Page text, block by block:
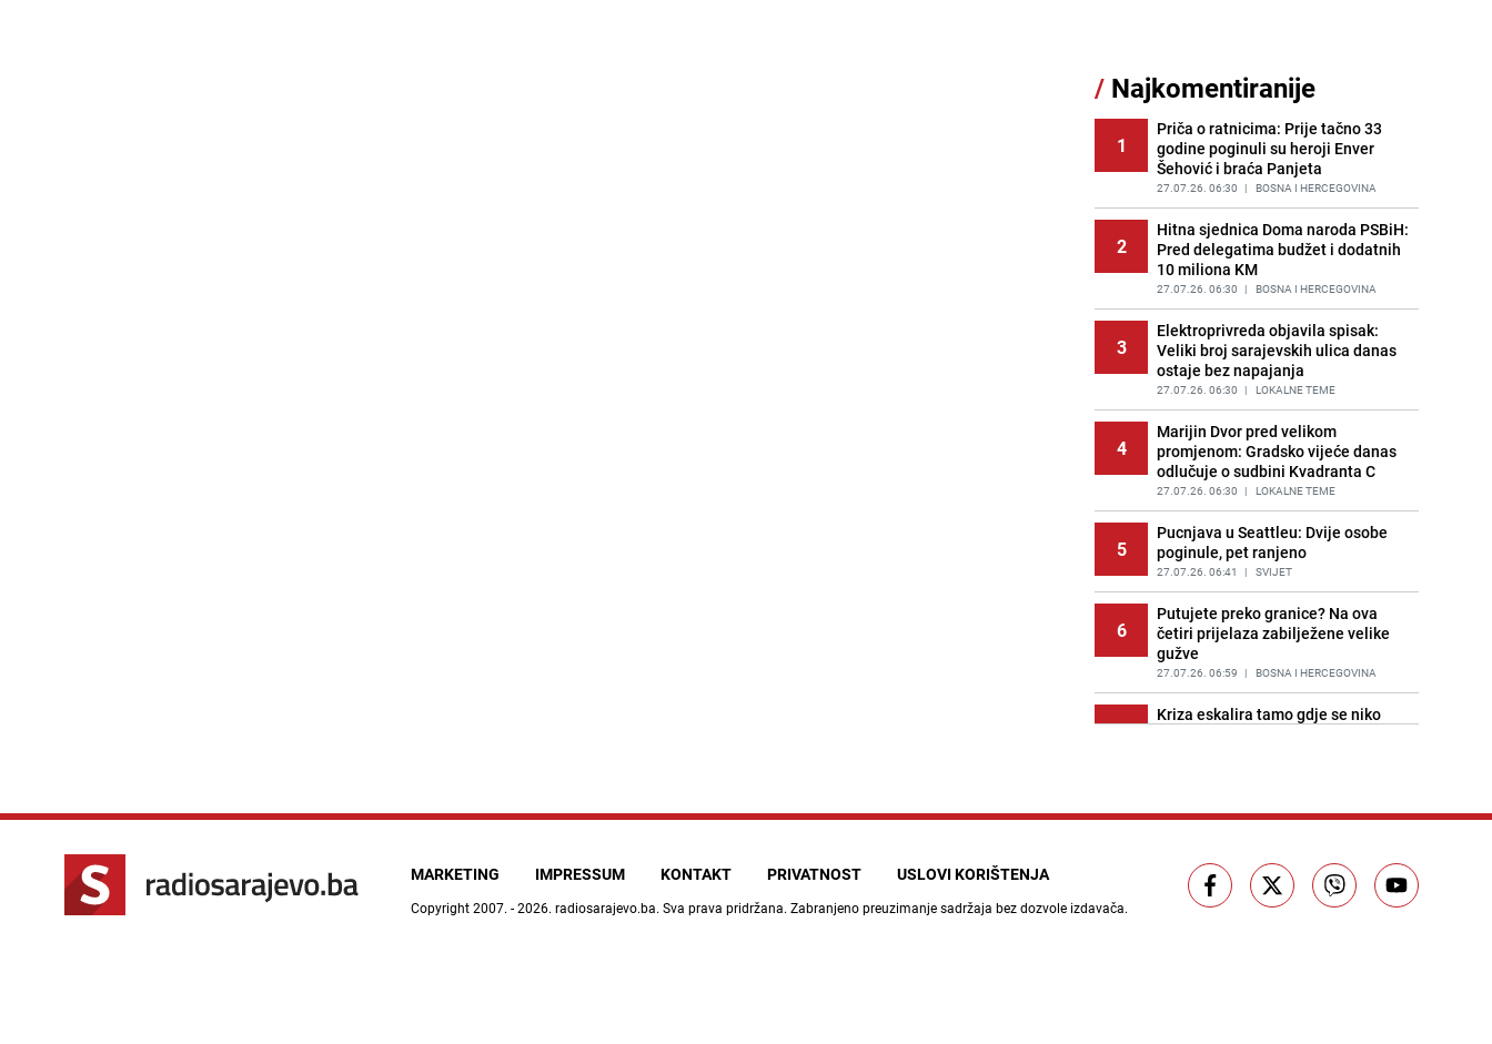
PRIJE OKO 20H | RECEPTI
12
Jedan od najvećih gradova nije na
listi: Ovo su lokacije prvih Lidl
prodavnica u BiH
PRIJE 2 DANA | BOSNA I HERCEGOVINA
13
Dragan Bursać: Kasno Dino do
pameti stiže!
PRIJE OKO 21H | JA MISLIM
14
Konakoviću stigle "nevjerovatne
poruke" iz HDZ-a: "Ne šalim se"
PRIJE 1 DAN BOSNA I HERCEGOVINA
15
Imate li paradajz, paprike i malo
mesa? Recept za večeru koja vraća
u djetinjstvo
PRIJE OKO 14H RECEPTI
/ Najkomentiranije
1
Priča o ratnicima: Prije tačno 33
godine poginuli su heroji Enver
Šehović i braća Panjeta
27.07.26. 06:30 | BOSNA I HERCEGOVINA
2
Hitna sjednica Doma naroda PSBiH:
Pred delegatima budžet i dodatnih
10 miliona KM
27.07.26. 06:30 | BOSNA I HERCEGOVINA
3
Elektroprivreda objavila spisak:
Veliki broj sarajevskih ulica danas
ostaje bez napajanja
27.07.26. 06:30 | LOKALNE TEME
4
Marijin Dvor pred velikom
promjenom: Gradsko vijeće danas
odlučuje o sudbini Kvadranta C
27.07.26. 06:30 | LOKALNE TEME
5
Pucnjava u Seattleu: Dvije osobe
poginule, pet ranjeno
27.07.26. 06:41 | SVIJET
6
Putujete preko granice? Na ova
četiri prijelaza zabilježene velike
gužve
27.07.26. 06:59 | BOSNA I HERCEGOVINA
7
Kriza eskalira tamo gdje se niko
Nafta pala 4 posto nakon što su
27.07.26. 07:35 SVIJET
MARKETING IMPRESSUM KONTAKT PRIVATNOST USLOVI KORIŠTENJA
Copyright 2007. - 2026. radiosarajevo.ba. Sva prava pridržana. Zabranjeno preuzimanje sadržaja bez dozvole izdavača.